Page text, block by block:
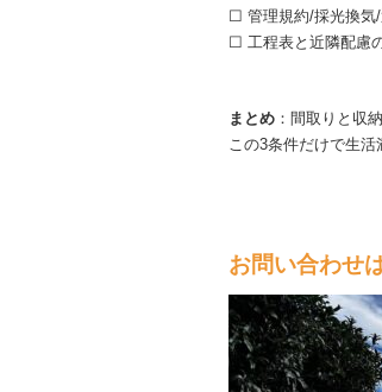
☐ 管理規約/採光換気
☐ 工程表と近隣配慮
まとめ ：間取りと収
この3条件だけで生活
お問い合わせ